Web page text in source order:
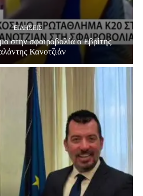
EΙΔΗΣΕΙΣ
στην σφαιροβολία ο Εβρίτης
Κανοτζιάν